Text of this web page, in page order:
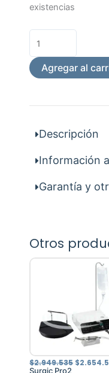
existencias
ocular
cantidad
Agregar al
Descripción
Información
Garantía y
Otros
$2.949.535 El
precio
$
Surgic Pro2